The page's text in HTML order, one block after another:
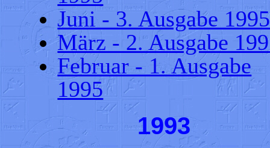
Juni - 3. Ausgabe 1995
März - 2. Ausgabe
Februar - 1. Ausgabe
1995
1993